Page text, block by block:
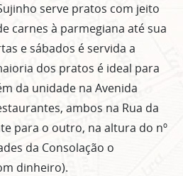
serve pratos com jeito
carnes à parmegiana até sua
e sábados é servida a
dos pratos é ideal para
da unidade na Avenida
ambos na Rua da
para o outro, na altura do nº
da Consolação o
dinheiro).